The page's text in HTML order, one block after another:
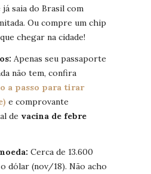
saia do Brasil com
Ou compre um chip
chegar na cidade!
Apenas seu passaporte
não tem, confira
a passo para tirar
e comprovante
de vacina de febre
Cerca de 13.600
dólar (nov/18). Não acho